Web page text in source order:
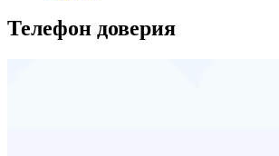
Телефон доверия